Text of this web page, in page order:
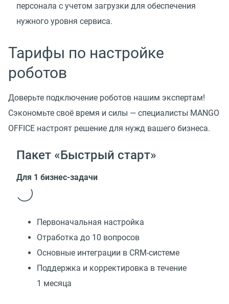
персонала с учетом загрузки для обеспечения
нужного уровня сервиса.
Тарифы по настройке
роботов
Доверьте подключение роботов нашим экспертам!
Сэкономьте своё время и силы — специалисты MANGO
OFFICE настроят решение для нужд вашего бизнеса.
Пакет «Быстрый старт»
Для 1 бизнес-задачи
Первоначальная настройка
Отработка до 10 вопросов
Основные интеграции в CRM-системе
Поддержка и корректировка в течение
1 месяца